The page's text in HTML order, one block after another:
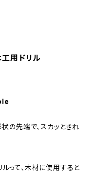
用ドリル
の先端で、スカッときれ
って、木材に使用すると